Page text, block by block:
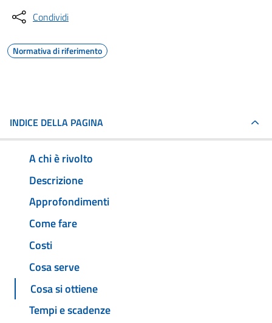
Condividi
Normativa di riferimento
INDICE DELLA PAGINA
A chi è rivolto
Descrizione
Approfondimenti
Come fare
Costi
Cosa serve
Cosa si ottiene
Tempi e scadenze